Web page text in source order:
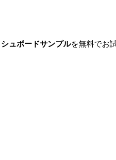
ュボードサンプルを無料でお